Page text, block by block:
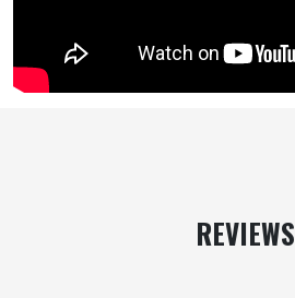
REVIEWS